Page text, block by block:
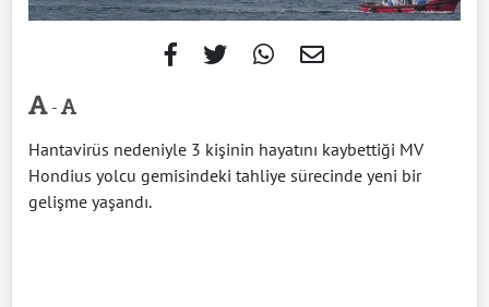
-
Hantavirüs nedeniyle 3 kişinin hayatını kaybettiği MV
Hondius yolcu gemisindeki tahliye sürecinde yeni bir
gelişme yaşandı.